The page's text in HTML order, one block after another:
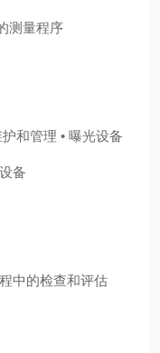
测量程序
和管理 • 曝光设备
备
中的检查和评估